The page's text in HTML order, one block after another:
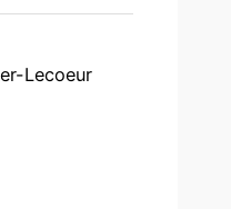
Lecoeur